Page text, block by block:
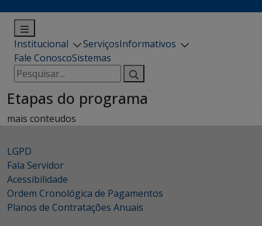
Institucional ServiçosInformativos
Fale ConoscoSistemas
Pesquisar
por:
Etapas do programa
mais conteudos
LGPD
Fala Servidor
Acessibilidade
Ordem Cronológica de Pagamentos
Planos de Contratações Anuais